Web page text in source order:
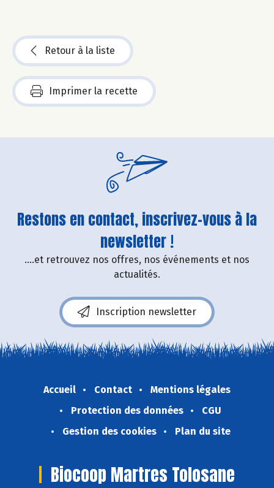
Retour à la liste
Imprimer la recette
Restons en contact, inscrivez-vous à la
newsletter !
....et retrouvez nos offres, nos événements et nos
actualités.
Inscription newsletter
Accueil Contact
Mentions légales
Protection des données
CGU
Gestion des cookies
Plan du site
Biocoop Martres Tolosane